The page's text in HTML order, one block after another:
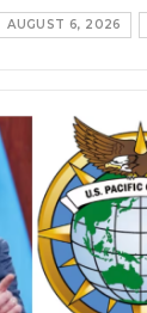
AUGUST 6, 2026